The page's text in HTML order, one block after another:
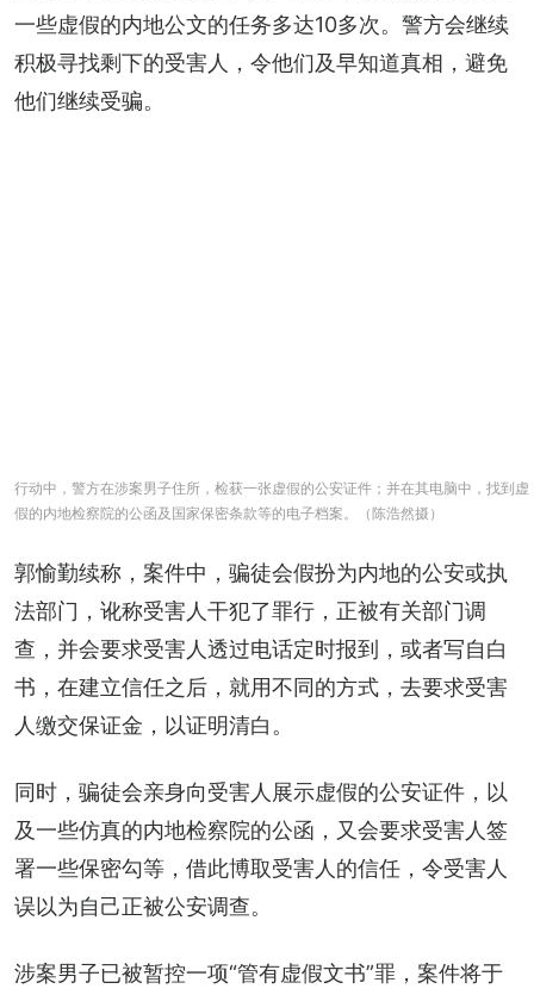
一些虚假的内地公文的任务多达10多次。警方会继续
积极寻找剩下的受害人，令他们及早知道真相，避免
他们继续受骗。
行动中，警方在涉案男子住所，检获一张虚假的公安证件；并在其电脑中，找到虚
假的内地检察院的公函及国家保密条款等的电子档案。（陈浩然摄）
郭愉勤续称，案件中，骗徒会假扮为内地的公安或执
法部门，讹称受害人干犯了罪行，正被有关部门调
查，并会要求受害人透过电话定时报到，或者写自白
书，在建立信任之后，就用不同的方式，去要求受害
人缴交保证金，以证明清白。
同时，骗徒会亲身向受害人展示虚假的公安证件，以
及一些仿真的内地检察院的公函，又会要求受害人签
署一些保密勾等，借此博取受害人的信任，令受害人
误以为自己正被公安调查。
涉案男子已被暂控一项“管有虚假文书”罪，案件将于